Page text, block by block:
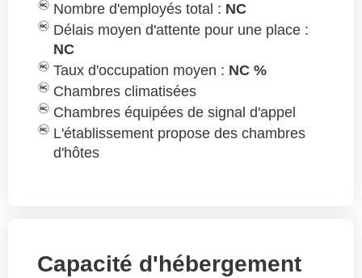
Nombre d'employés total : NC
Délais moyen d'attente pour une place :
NC
Taux d'occupation moyen : NC %
Chambres climatisées
Chambres équipées de signal d'appel
L'établissement propose des chambres
d'hôtes
Capacité d'hébergement